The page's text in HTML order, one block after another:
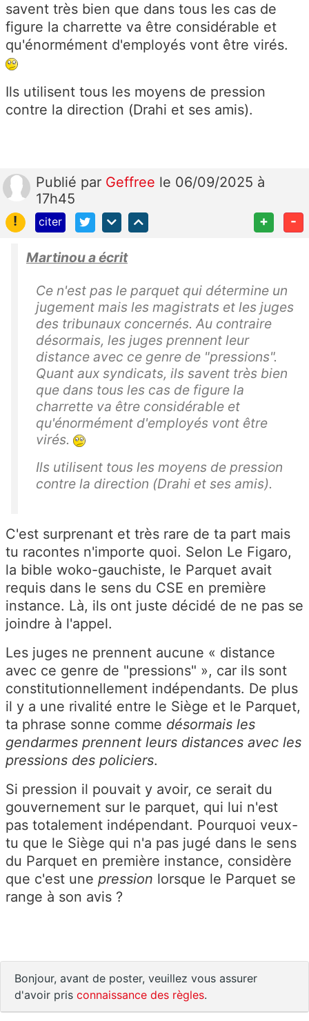
savent très bien que dans tous les cas de
figure la charrette va être considérable et
qu'énormément d'employés vont être virés.
Ils utilisent tous les moyens de pression
contre la direction (Drahi et ses amis).
Publié par Geffree le 06/09/2025 à
17h45
!
citer + -
Martinou a écrit
Ce n'est pas le parquet qui détermine un
jugement mais les magistrats et les juges
des tribunaux concernés. Au contraire
désormais, les juges prennent leur
distance avec ce genre de "pressions".
Quant aux syndicats, ils savent très bien
que dans tous les cas de figure la
charrette va être considérable et
qu'énormément d'employés vont être
virés.
Ils utilisent tous les moyens de pression
contre la direction (Drahi et ses amis).
C'est surprenant et très rare de ta part mais
tu racontes n'importe quoi. Selon Le Figaro,
la bible woko-gauchiste, le Parquet avait
requis dans le sens du CSE en première
instance. Là, ils ont juste décidé de ne pas se
joindre à l'appel.
Les juges ne prennent aucune « distance
avec ce genre de "pressions" », car ils sont
constitutionnellement indépendants. De plus
il y a une rivalité entre le Siège et le Parquet,
ta phrase sonne comme désormais les
gendarmes prennent leurs distances avec les
pressions des policiers.
Si pression il pouvait y avoir, ce serait du
gouvernement sur le parquet, qui lui n'est
pas totalement indépendant. Pourquoi veux-
tu que le Siège qui n'a pas jugé dans le sens
du Parquet en première instance, considère
que c'est une pression lorsque le Parquet se
range à son avis ?
Bonjour, avant de poster, veuillez vous assurer
d'avoir pris connaissance des règles.